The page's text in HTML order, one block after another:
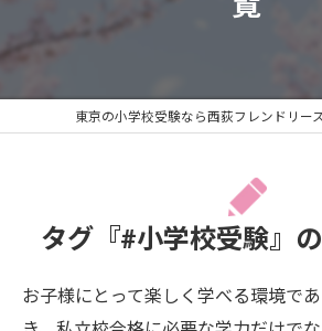
東京の小学校受験なら西荻フレンドリー
タグ『#小学校受験』
お子様にとって楽しく学べる環境で